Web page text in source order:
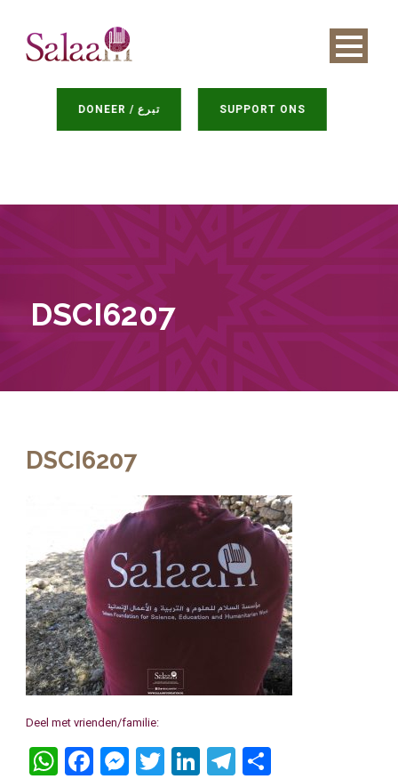
DONEER / تبرع SUPPORT ONS
DSCI6207
DSCI6207
Deel met vrienden/familie:
WhatsApp
Facebook
Messenger
Twitter
LinkedIn
Telegram